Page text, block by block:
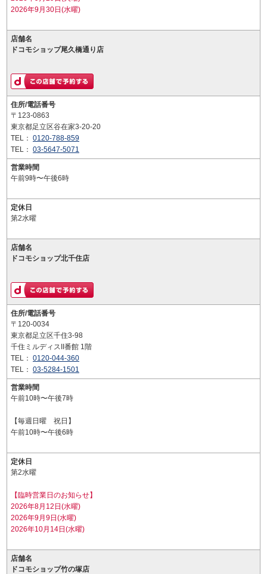
2026年9月30日(水曜)
店舗名
ドコモショップ尾久橋通り店
住所/電話番号
〒123-0863
東京都足立区谷在家3-20-20
TEL： 0120-788-859
TEL： 03-5647-5071
営業時間
午前9時〜午後6時
定休日
第2水曜
店舗名
ドコモショップ北千住店
住所/電話番号
〒120-0034
東京都足立区千住3-98
千住ミルディスII番館 1階
TEL： 0120-044-360
TEL： 03-5284-1501
営業時間
午前10時〜午後7時
【毎週日曜 祝日】
午前10時〜午後6時
定休日
第2水曜
【臨時営業日のお知らせ】
2026年8月12日(水曜)
2026年9月9日(水曜)
2026年10月14日(水曜)
店舗名
ドコモショップ竹の塚店